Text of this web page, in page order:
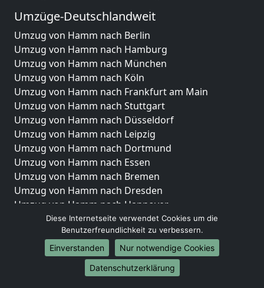
Umzüge-Deutschlandweit
Umzug von Hamm nach Berlin
Umzug von Hamm nach Hamburg
Umzug von Hamm nach München
Umzug von Hamm nach Köln
Umzug von Hamm nach Frankfurt am Main
Umzug von Hamm nach Stuttgart
Umzug von Hamm nach Düsseldorf
Umzug von Hamm nach Leipzig
Umzug von Hamm nach Dortmund
Umzug von Hamm nach Essen
Umzug von Hamm nach Bremen
Umzug von Hamm nach Dresden
Umzug von Hamm nach Hannover
Umzug von Hamm nach Nürnberg
Umzug von Hamm nach Duisburg
Umzug von Hamm nach Bochum
Umzug von Hamm nach Wuppertal
Umzug von Hamm nach Bielefeld
Diese Internetseite verwendet Cookies um die
Benutzerfreundlichkeit zu verbessern.
Einverstanden
Nur notwendige Cookies
Datenschutzerklärung